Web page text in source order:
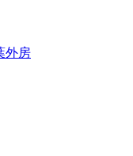
外房